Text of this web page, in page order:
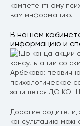
компетентному
вам информацию.
В нашем
информацию и
До конца акции
консультации со
Арбеково:
психологическое
запишется ДО
Дорогие родители,
консультацию